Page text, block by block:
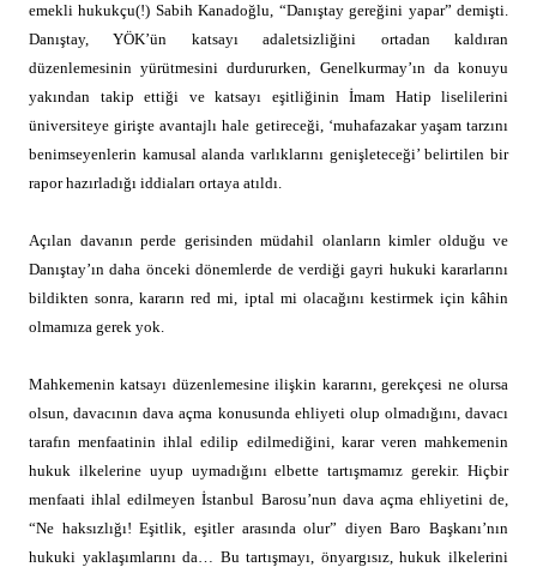
emekli hukukçu(!) Sabih Kanadoğlu, “Danıştay gereğini yapar” demişti.
Danıştay, YÖK’ün katsayı adaletsizliğini ortadan kaldıran
düzenlemesinin yürütmesini durdururken, Genelkurmay’ın da konuyu
yakından takip ettiği ve katsayı eşitliğinin İmam Hatip liselilerini
üniversiteye girişte avantajlı hale getireceği, ‘muhafazakar yaşam tarzını
benimseyenlerin kamusal alanda varlıklarını genişleteceği’ belirtilen bir
rapor hazırladığı iddiaları ortaya atıldı.
Açılan davanın perde gerisinden müdahil olanların kimler olduğu ve
Danıştay’ın daha önceki dönemlerde de verdiği gayri hukuki kararlarını
bildikten sonra, kararın red mi, iptal mi olacağını kestirmek için kâhin
olmamıza gerek yok.
Mahkemenin katsayı düzenlemesine ilişkin kararını, gerekçesi ne olursa
olsun, davacının dava açma konusunda ehliyeti olup olmadığını, davacı
tarafın menfaatinin ihlal edilip edilmediğini, karar veren mahkemenin
hukuk ilkelerine uyup uymadığını elbette tartışmamız gerekir. Hiçbir
menfaati ihlal edilmeyen İstanbul Barosu’nun dava açma ehliyetini de,
“Ne haksızlığı! Eşitlik, eşitler arasında olur” diyen Baro Başkanı’nın
hukuki yaklaşımlarını da… Bu tartışmayı, önyargısız, hukuk ilkelerini